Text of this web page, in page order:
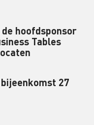
hoofdsponsor
Tables
27